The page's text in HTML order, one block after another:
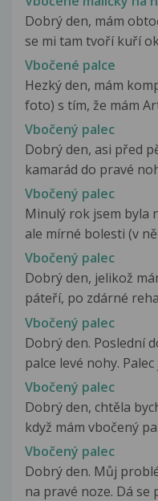
Dobrý den, mám
se mi tam tvoří kuří
Vbočené palce
Hezký den, mám
foto) s tím, že mám
Vbočený palec
Dobrý den, asi před
kamarád do pravé
Vbočený palec
Minulý rok jsem byla
ale mírné bolesti (v
Vbočený palec
Dobrý den, jelikož
páteří, po zdárné
Vbočený palec
Dobrý den. Poslední
palce levé nohy.
Vbočený palec
Dobrý den, chtěla
když mám vbočený
Vbočený palec
Dobrý den. Můj
na pravé noze. Dá se